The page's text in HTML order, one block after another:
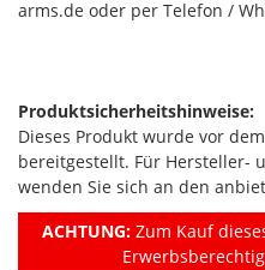
arms.de oder per Telefon /
Produktsicherheitshinweise:
Dieses Produkt wurde vor
bereitgestellt. Für Hersteller-
wenden Sie sich an den
ACHTUNG:Zum Kauf